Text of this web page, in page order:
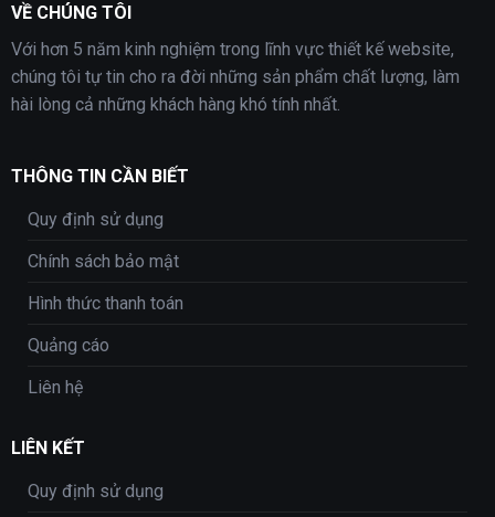
VỀ CHÚNG TÔI
Với hơn 5 năm kinh nghiệm trong lĩnh vực thiết kế website,
chúng tôi tự tin cho ra đời những sản phẩm chất lượng, làm
hài lòng cả những khách hàng khó tính nhất.
THÔNG TIN CẦN BIẾT
Quy định sử dụng
Chính sách bảo mật
Hình thức thanh toán
Quảng cáo
Liên hệ
LIÊN KẾT
Quy định sử dụng